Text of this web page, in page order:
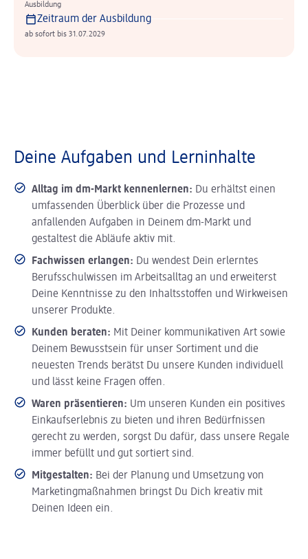
Ausbildung
Zeitraum der Ausbildung
ab sofort bis 31.07.2029
Deine Aufgaben und Lerninhalte
Alltag im dm-Markt kennenlernen: Du erhältst einen
umfassenden Überblick über die Prozesse und
anfallenden Aufgaben in Deinem dm-Markt und
gestaltest die Abläufe aktiv mit.
Fachwissen erlangen: Du wendest Dein erlerntes
Berufsschulwissen im Arbeitsalltag an und erweiterst
Deine Kenntnisse zu den Inhaltsstoffen und Wirkweisen
unserer Produkte.
Kunden beraten: Mit Deiner kommunikativen Art sowie
Deinem Bewusstsein für unser Sortiment und die
neuesten Trends berätst Du unsere Kunden individuell
und lässt keine Fragen offen.
Waren präsentieren: Um unseren Kunden ein positives
Einkaufserlebnis zu bieten und ihren Bedürfnissen
gerecht zu werden, sorgst Du dafür, dass unsere Regale
immer befüllt und gut sortiert sind.
Mitgestalten: Bei der Planung und Umsetzung von
Marketingmaßnahmen bringst Du Dich kreativ mit
Deinen Ideen ein.